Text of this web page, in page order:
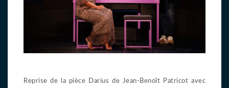
Reprise de la pièce Darius de Jean-Benoît Patricot avec